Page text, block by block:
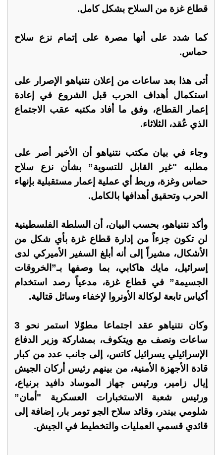
قطاع غزة من السلاح بشكل كامل.
كما شدد على أنها مصرة على إتمام نزع سلاح
حماس.
أتى هذا بعد ساعات من إعلان نتنياهو الإصرار على
استكمال أهداف الحرب قبل الشروع في إعادة
إعمار القطاع، وفق ما أفاد مكتبه عقب الاجتماع
الذي عُقد، الثلاثاء.
وجاء في بيان مكتب نتنياهو أن الأخير أصر على
مطلبه "غير القابل للتسوية” بشأن نزع سلاح
حماس وغزة، وربط أي عملية إعمار مستقبلية بإنهاء
الحرب وتحقيق أهدافها بالكامل.
وأكد نتنياهو، بحسب البيان، أن السلطة الفلسطينية
لن تكون جزءاً من إدارة قطاع غزة بأي شكل من
الأشكال، مشيراً إلى أنه أبلغ السفير الأميركي لدى
إسرائيل، مايك هاكابي، بما وصفها بـ”الخروقات
الجسيمة” في قطاع غزة، مدعياً رصد استخدام
أكياس تابعة لوكالة الأونروا لإخفاء وسائل قتالية.
وكان نتنياهو عقد اجتماعا مطوّلا استمر نحو 3
ساعات ونصف مع ويتكوف، بمشاركة وزير الدفاع
الإسرائيلي يسرائيل كاتس، إلى جانب عدد من كبار
قادة الأجهزة الأمنية، من بينهم رئيس أركان الجيش
إيال زامير، ورئيس جهاز الموساد دافيد برنياع،
ورئيس شعبة الاستخبارات العسكرية "أمان”
شلومي بيندر، وقائد سلاح الجو تومر بار، إضافة إلى
قائدي قسمي العمليات والتخطيط في الجيش.